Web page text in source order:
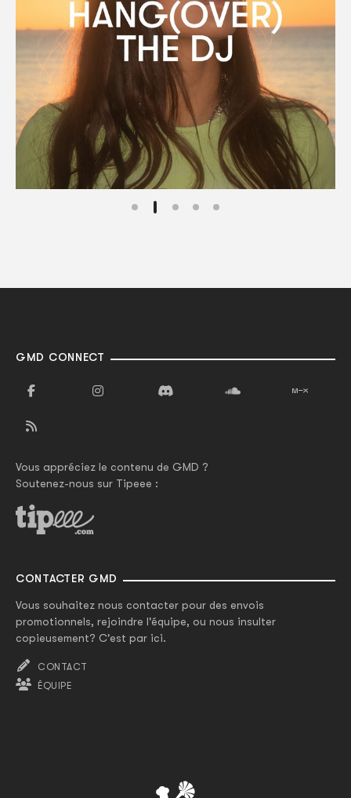
GMD CONNECT
Vous appréciez le contenu de GMD ?
Soutenez-nous sur Tipeee :
CONTACTER GMD
Vous souhaitez nous contacter pour des envois
promotionnels, rejoindre l'équipe, ou nous insulter
copieusement? C'est par ici.
CONTACT
ÉQUIPE